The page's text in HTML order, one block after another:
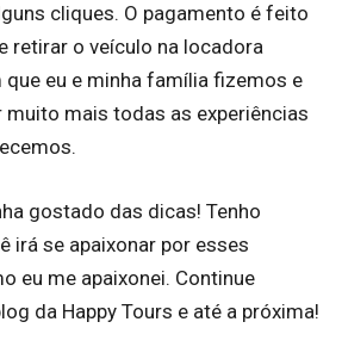
cliques. O pagamento é feito
retirar o veículo na locadora
que eu e minha família fizemos e
muito mais todas as experiências
gostado das dicas! Tenho
irá se apaixonar por esses
eu me apaixonei. Continue
da Happy Tours e até a próxima!